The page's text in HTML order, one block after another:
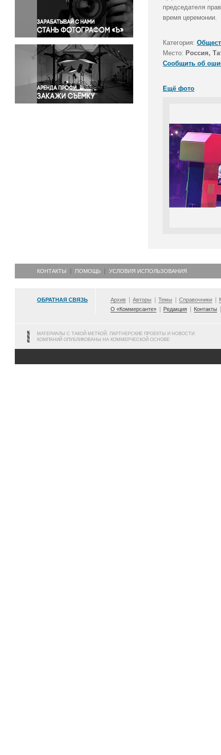
Правосудие
Происшествия и конфликты
Религия
Светская жизнь
Спорт
Экология
Экономика и бизнес
председателя
время церемонии.
Категория:
Место: Россия,
Сообщить об
Ещё фото
КОНТАКТЫ ПОМОЩЬ УСЛОВИЯ ИСПОЛЬЗОВАНИЯ
ОБРАТНАЯ СВЯЗЬ Архив Авторы Темы Справочники
О «Коммерсанте»
Редакция Контакты
МАТЕРИАЛЫ С ТАКОЙ МЕТКОЙ, ПАРТНЕРСКИЕ ПРОЕКТЫ И НОВОСТИ
КОМПАНИЙ ОПУБЛИКОВАНЫ НА КОММЕРЧЕСКОЙ ОСНОВЕ